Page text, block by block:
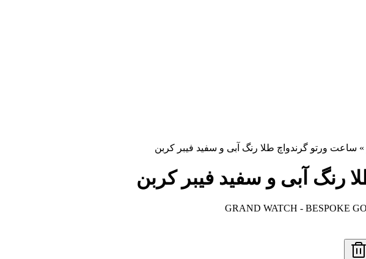
» ساعت ورتو گرندواچ طلا رنگ آبی و سفید فیبر کربن
رنگ آبی و سفید فیبر کربن
GRAND WATCH - BESPOKE